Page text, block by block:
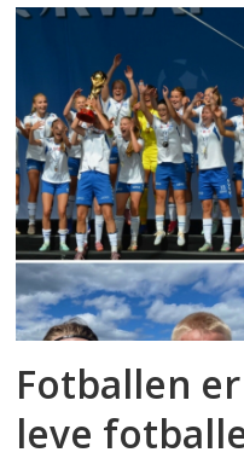
Fotballen
leve